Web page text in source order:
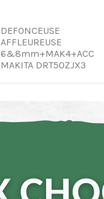
DEFONCEUSE
AFFLEUREUSE
6&8mm+MAK4+ACC
MAKITA DRT50ZJX3